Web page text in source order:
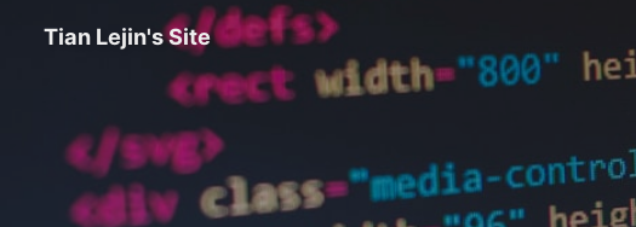
Tian Lejin's Site